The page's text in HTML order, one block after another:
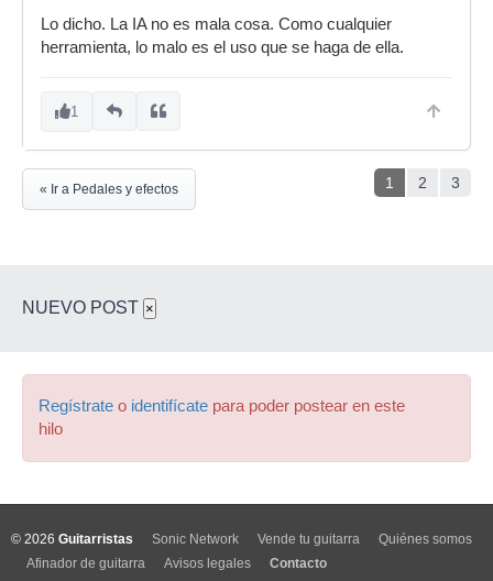
Lo dicho. La IA no es mala cosa. Como cualquier
herramienta, lo malo es el uso que se haga de ella.
1
1 2 3
« Ir a Pedales y efectos
NUEVO POST ×
Regístrate o identifícate para poder postear en este
hilo
© 2026 Guitarristas Sonic Network Vende tu guitarra
Quiénes somos
Afinador de guitarra
Avisos legales Contacto